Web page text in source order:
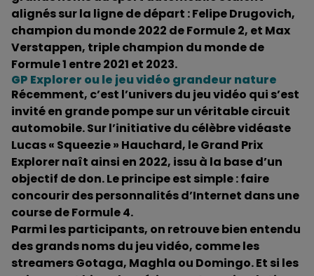
alignés sur la ligne de départ : Felipe Drugovich,
champion du monde 2022 de Formule 2, et Max
Verstappen, triple champion du monde de
Formule 1 entre 2021 et 2023.
GP Explorer ou le jeu vidéo grandeur nature
Récemment, c’est l’univers du jeu vidéo qui s’est
invité en grande pompe sur un véritable circuit
automobile. Sur l’initiative du célèbre vidéaste
Lucas « Squeezie » Hauchard, le Grand Prix
Explorer naît ainsi en 2022, issu à la base d’un
objectif de don. Le principe est simple : faire
concourir des personnalités d’Internet dans une
course de Formule 4.
Parmi les participants, on retrouve bien entendu
des grands noms du jeu vidéo, comme les
streamers Gotaga, Maghla ou Domingo. Et si les